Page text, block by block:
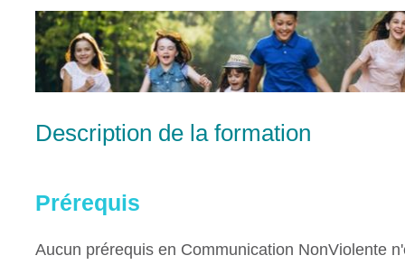
Description de la formation
Prérequis
Aucun prérequis en Communication NonViolente